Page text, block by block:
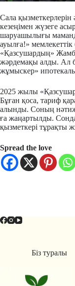
Сала қызметкерлерін
кезеңімен жүзеге
шаруашылығы
ауылға!» мемлекеттік
«Қазсушардың»
жәрдемақы алды. Ал
жұмыскер»
2025 жылы
Бұған қоса, тариф
алынды. Соның
ға жаңартылды.
қызметкері тұрақты
Spread the love
Біз туралы